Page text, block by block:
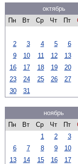
октябрь
Пн
Вт Ср Чт Пт
2
3 4 5 6
9
10 11 12 13
16
17 18 19 20
23
24 25 26 27
30
31
ноябрь
Пн
Вт Ср Чт Пт
1
2 3
6
7 8 9 10
13
14 15 16 17